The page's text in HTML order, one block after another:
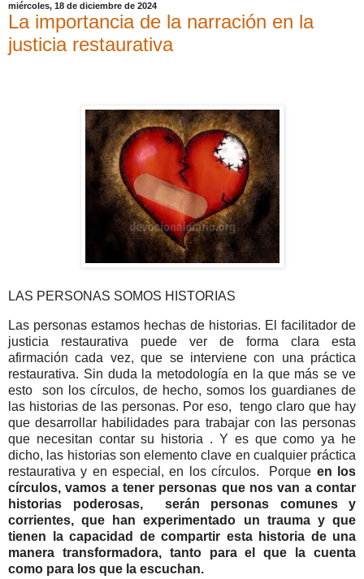
miércoles, 18 de diciembre de 2024
La importancia de la narración en la
justicia restaurativa
LAS PERSONAS SOMOS HISTORIAS
Las personas estamos hechas de historias. El facilitador de
justicia restaurativa puede ver de forma clara esta
afirmación cada vez, que se interviene con una práctica
restaurativa. Sin duda la metodología en la que más se ve
esto son los círculos, de hecho, somos los guardianes de
las historias de las personas. Por eso, tengo claro que hay
que desarrollar habilidades para trabajar con las personas
que necesitan contar su historia . Y es que como ya he
dicho, las historias son elemento clave en cualquier práctica
restaurativa y en especial, en los círculos. Porque en los
círculos, vamos a tener personas que nos van a contar
historias poderosas, serán personas comunes y
corrientes, que han experimentado un trauma y que
tienen la capacidad de compartir esta historia de una
manera transformadora, tanto para el que la cuenta
como para los que la escuchan.